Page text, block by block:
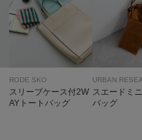
RODE SKO
スリーブケース付2W
AYトートバッグ
URBAN
スエードミ
バッグ